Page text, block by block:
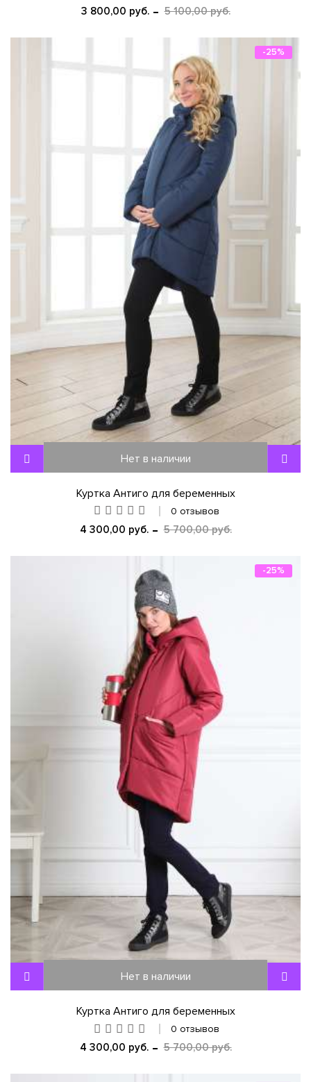
3 800,00 руб. 5 100,00 руб.
-25%
Нет в наличии
Куртка Антиго для беременных
0 отзывов
4 300,00 руб. 5 700,00 руб.
-25%
Нет в наличии
Куртка Антиго для беременных
0 отзывов
4 300,00 руб. 5 700,00 руб.